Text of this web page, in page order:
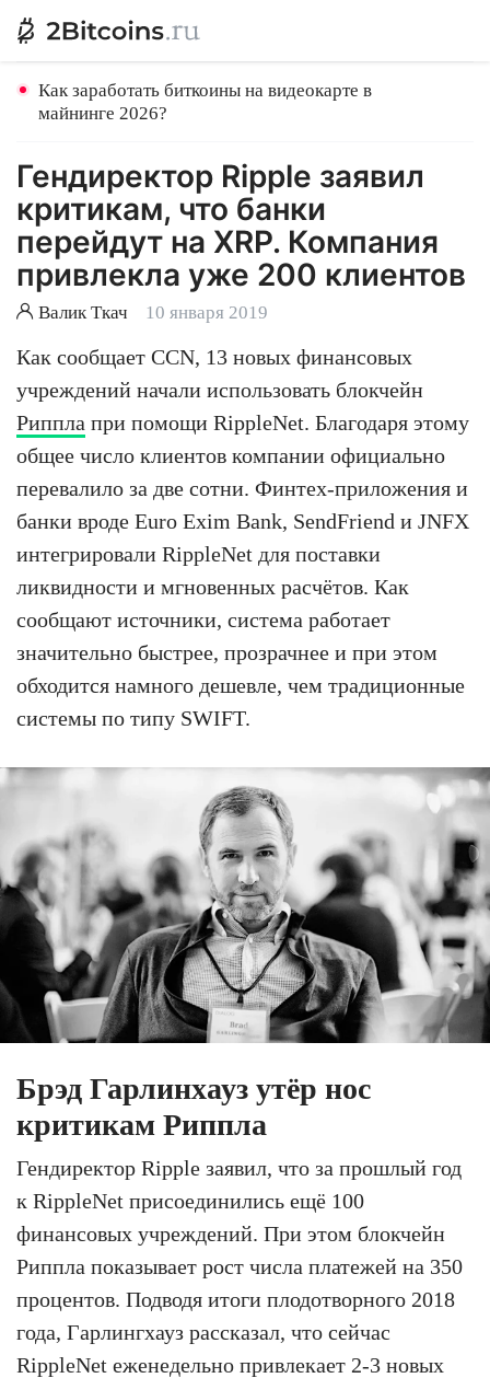
Как заработать биткоины на видеокарте в
майнинге 2026?
Гендиректор Ripple заявил
критикам, что банки
перейдут на XRP. Компания
привлекла уже 200 клиентов
Валик Ткач 10 января 2019
Как сообщает CCN, 13 новых финансовых
учреждений начали использовать блокчейн
Риппла при помощи RippleNet. Благодаря этому
общее число клиентов компании официально
перевалило за две сотни. Финтех-приложения и
банки вроде Euro Exim Bank, SendFriend и JNFX
интегрировали RippleNet для поставки
ликвидности и мгновенных расчётов. Как
сообщают источники, система работает
значительно быстрее, прозрачнее и при этом
обходится намного дешевле, чем традиционные
системы по типу SWIFT.
Брэд Гарлинхауз утёр нос
критикам Риппла
Гендиректор Ripple заявил, что за прошлый год
к RippleNet присоединились ещё 100
финансовых учреждений. При этом блокчейн
Риппла показывает рост числа платежей на 350
процентов. Подводя итоги плодотворного 2018
года, Гарлингхауз рассказал, что сейчас
RippleNet еженедельно привлекает 2-3 новых